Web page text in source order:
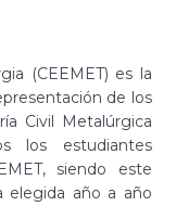
(CEEMET) es la
de los
Civil Metalúrgica
los estudiantes
siendo este
elegida año a año